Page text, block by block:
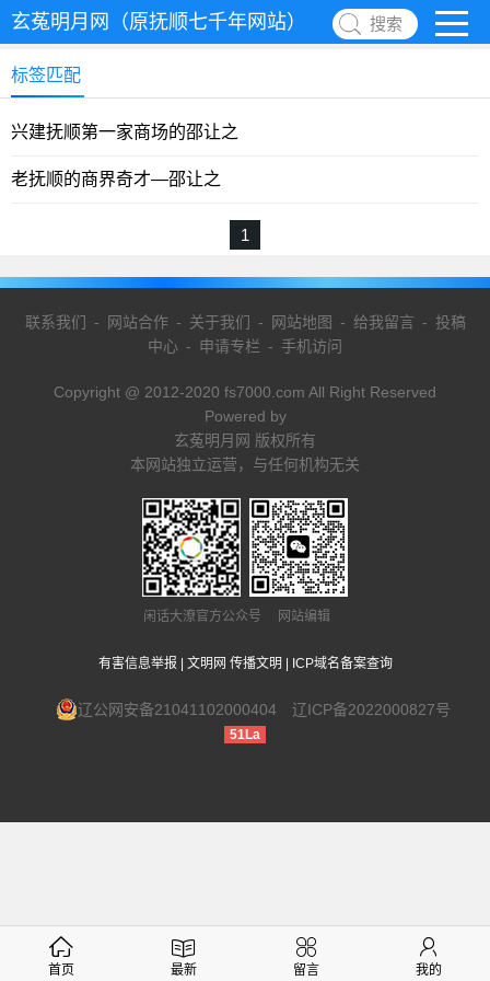
玄菟明月网（原抚顺七千年网站） 搜索
标签匹配
兴建抚顺第一家商场的邵让之
老抚顺的商界奇才—邵让之
1
联系我们 - 网站合作- 关于我们 - 网站地图 - 给我留言 - 投稿
中心 - 申请专栏 - 手机访问
Copyright @ 2012-2020 fs7000.com All Right Reserved
Powered by
玄菟明月网 版权所有
本网站独立运营，与任何机构无关
闲话大潦官方公众号 网站编辑
有害信息举报 文明网 传播文明 ICP域名备案查询
辽公网安备21041102000404 辽ICP备2022000827号
51La
首页 最新 留言 我的